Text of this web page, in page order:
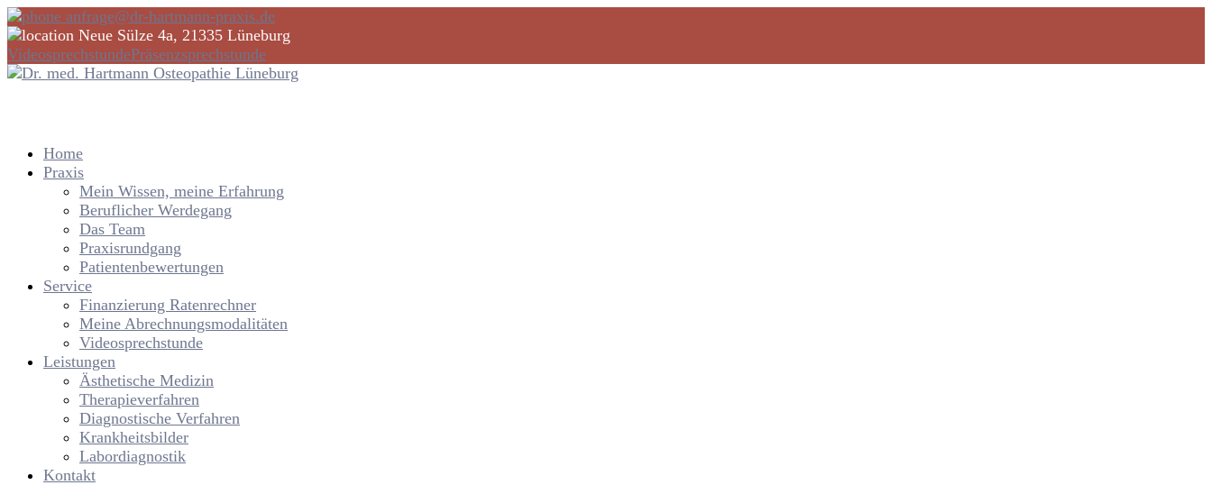
anfrage@dr-hartmann-praxis.de
Neue Sülze 4a, 21335 Lüneburg
VideosprechstundePräsenzsprechstunde
Home
Praxis
Mein Wissen, meine Erfahrung
Beruflicher Werdegang
Das Team
Praxisrundgang
Patientenbewertungen
Service
Finanzierung Ratenrechner
Meine Abrechnungsmodalitäten
Videosprechstunde
Leistungen
Ästhetische Medizin
Therapieverfahren
Diagnostische Verfahren
Krankheitsbilder
Labordiagnostik
Kontakt